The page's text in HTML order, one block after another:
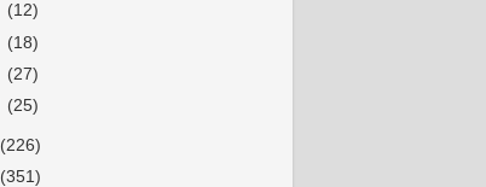
(12)
(18)
(27)
(25)
(226)
(351)